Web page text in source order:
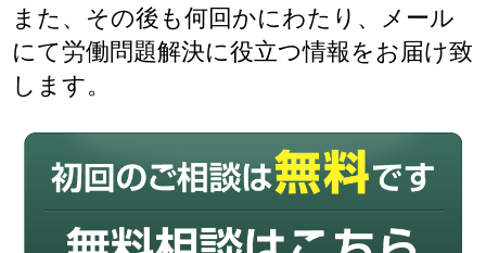
また、その後も何回かにわたり、メール
にて労働問題解決に役立つ情報をお届け致
します。